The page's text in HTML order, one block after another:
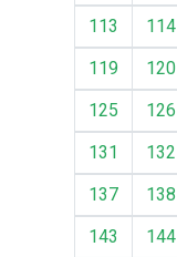
113
114
119
120
125
126
131
132
137
138
143
144